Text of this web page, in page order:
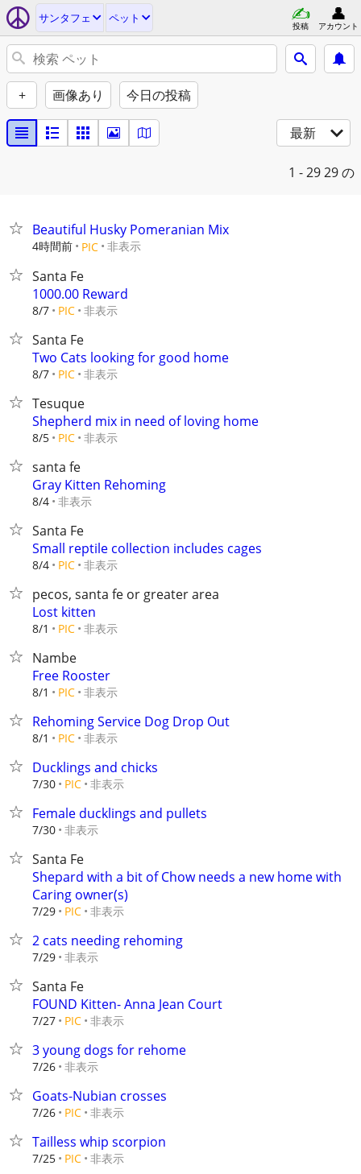
サンタフェ ペット
投稿 アカウント
+ 画像あり 今日の投稿
最新
1 - 2929 の
Beautiful Husky Pomeranian Mix
4時間前 PIC 非表示
Santa Fe
1000.00 Reward
8/7 PIC 非表示
Santa Fe
Two Cats looking for good home
8/7 PIC 非表示
Tesuque
Shepherd mix in need of loving home
8/5 PIC 非表示
santa fe
Gray Kitten Rehoming
8/4 非表示
Santa Fe
Small reptile collection includes cages
8/4 PIC 非表示
pecos, santa fe or greater area
Lost kitten
8/1 PIC 非表示
Nambe
Free Rooster
8/1 PIC 非表示
Rehoming Service Dog Drop Out
8/1 PIC 非表示
Ducklings and chicks
7/30 PIC 非表示
Female ducklings and pullets
7/30 非表示
Santa Fe
Shepard with a bit of Chow needs a new home with
Caring owner(s)
7/29 PIC 非表示
2 cats needing rehoming
7/29 非表示
Santa Fe
FOUND Kitten- Anna Jean Court
7/27 PIC 非表示
3 young dogs for rehome
7/26 非表示
Goats-Nubian crosses
7/26 PIC 非表示
Tailless whip scorpion
7/25 PIC 非表示